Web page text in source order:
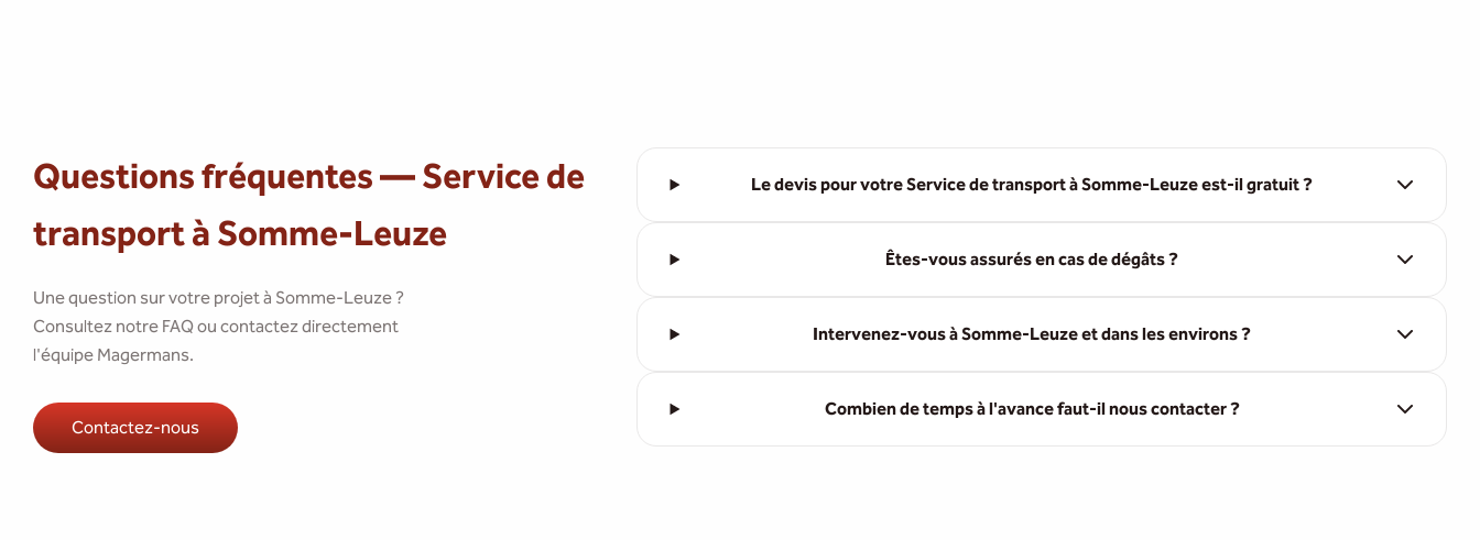
Questions fréquentes — Service de
transport à Somme-Leuze
Une question sur votre projet à Somme-Leuze ?
Consultez notre FAQ ou contactez directement
l'équipe Magermans.
Contactez-nous
Le devis pour votre Service de transport à Somme-Leuze est-il gratuit ?
Êtes-vous assurés en cas de dégâts ?
Intervenez-vous à Somme-Leuze et dans les environs ?
Combien de temps à l'avance faut-il nous contacter ?